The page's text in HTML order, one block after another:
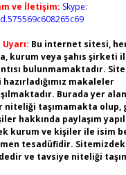
ve İletişim: Skype:
Bu internet sitesi,
kurum veya şahıs şirketi
bulunmamaktadır.
makaleler
Burada yer
niteliği taşımamakta olup,
hakkında paylaşım
kurum ve kişiler ile isim
tesadüfidir.
ve tavsiye niteliği